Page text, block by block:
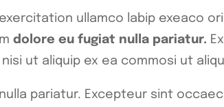
ullamco labip exeaco
dolore eu fugiat nulla pariatur.
ut aliquip ex ea commosi ut
pariatur. Excepteur sint